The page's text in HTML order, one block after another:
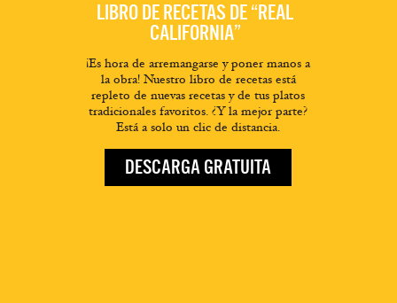
LIBRO DE RECETAS DE “REAL
CALIFORNIA”
¡Es hora de arremangarse y poner manos a
la obra! Nuestro libro de recetas está
repleto de nuevas recetas y de tus platos
tradicionales favoritos. ¿Y la mejor parte?
Está a solo un clic de distancia.
DESCARGA GRATUITA